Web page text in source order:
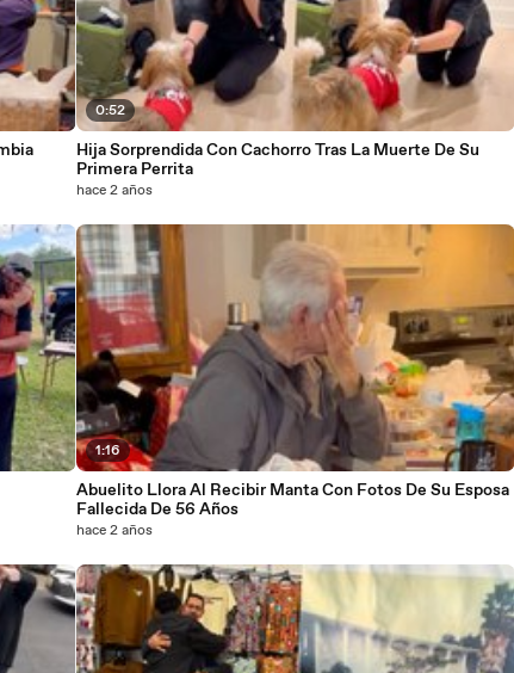
0:52
Hija Sorprendida Con Cachorro Tras La Muerte De Su
Primera Perrita
hace 2 años
1:16
Abuelito Llora Al Recibir Manta Con Fotos De Su Esposa
Fallecida De 56 Años
hace 2 años